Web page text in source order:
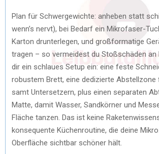
Plan für Schwergewichte: anheben statt
wenn’s nervt), bei Bedarf ein Mikrofaser-
Karton drunterlegen, und großformatige
tragen – so vermeidest du Stoßschäden an
dir ein schlaues Setup ein: eine feste
robustem Brett, eine dedizierte Abstellzone
samt Untersetzern, plus einen separaten
Matte, damit Wasser, Sandkörner und
Fläche tanzen. Das ist keine
konsequente Küchenroutine, die deine
Oberfläche sichtbar schöner hält.